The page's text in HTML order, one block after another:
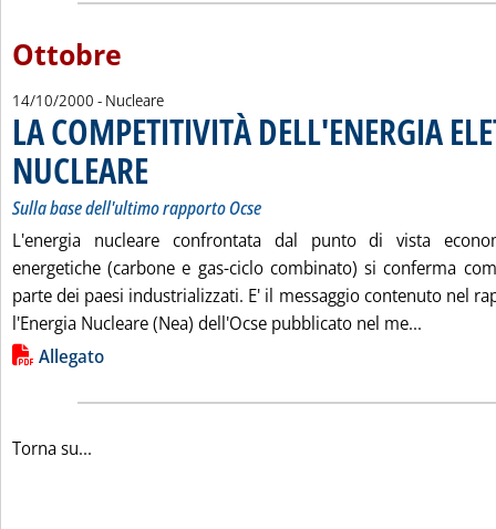
Ottobre
14/10/2000 - Nucleare
LA COMPETITIVITÀ DELL'ENERGIA
NUCLEARE
Sulla base dell'ultimo rapporto Ocse
L'energia nucleare confrontata dal punto di vista
energetiche (carbone e gas-ciclo combinato) si conferma
parte dei paesi industrializzati. E' il messaggio contenuto nel
l'Energia Nucleare (Nea) dell'Ocse pubblicato nel me...
Lista allegati PDF alla notizia
Allegato
Torna su...